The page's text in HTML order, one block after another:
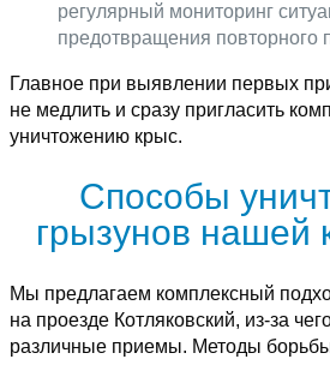
регулярный мониторинг
предотвращения повторного
Главное при выявлении первых
не медлить и сразу пригласить
уничтожению крыс.
Способы
грызунов нашей
Мы предлагаем комплексный
на проезде Котляковский, из-за
различные приемы. Методы